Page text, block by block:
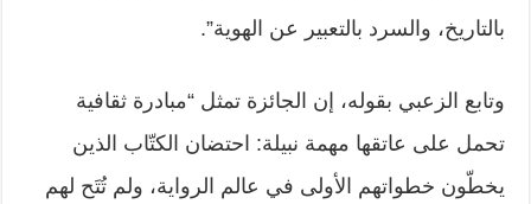
بالتاريخ، والسرد بالتعبير عن الهوية”.
وتابع الزعبي بقوله، إن الجائزة تمثل “مبادرة ثقافية
تحمل على عاتقها مهمة نبيلة: احتضان الكتّاب الذين
يخطّون خطواتهم الأولى في عالم الرواية، ولم تُتَح لهم